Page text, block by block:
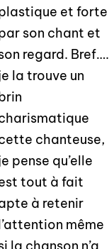
et forte
son chant et
regard. Bref….
la trouve un
chanteuse,
pense qu’elle
tout à fait
à retenir
même